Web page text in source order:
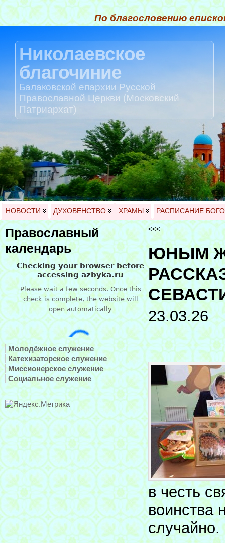
По благословению
Николаевское
благочиние
Балаковской епархии Русской
Православной Церкви (Московский
Патриархат)
НОВОСТИ ДУХОВЕНСТВО ХРАМЫ РАСПИСАНИЕ
Православный
календарь
Молодёжное служение
Катехизаторское служение
Миссионерское служение
Социальное служение
<<<
ЮНЫМ
23.03.26
в честь
воинства
случайно.